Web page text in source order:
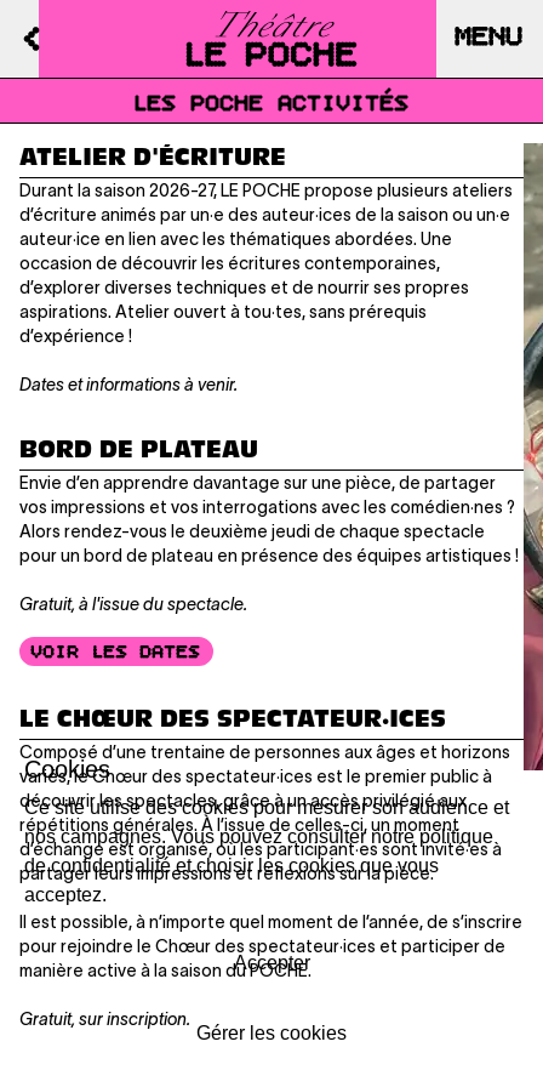
Cookies
Ce site utilise des cookies pour mesurer son audience et
nos campagnes. Vous pouvez consulter notre politique
de confidentialité et choisir les cookies que vous
acceptez.
Accepter
Gérer les cookies
MENU
LES POCHE ACTIVITÉS
ATELIER D'ÉCRITURE
Durant la saison 2026-27, LE POCHE propose plusieurs ateliers
d’écriture animés par un·e des auteur·ices de la saison ou un·e
auteur·ice en lien avec les thématiques abordées. Une
occasion de découvrir les écritures contemporaines,
d’explorer diverses techniques et de nourrir ses propres
aspirations. Atelier ouvert à tou·tes, sans prérequis
d’expérience !
Dates et informations à venir.
BORD DE PLATEAU
Envie d’en apprendre davantage sur une pièce, de partager
vos impressions et vos interrogations avec les comédien·nes ?
Alors rendez-vous le deuxième jeudi de chaque spectacle
pour un bord de plateau en présence des équipes artistiques !
Gratuit, à l'issue du spectacle.
VOIR LES DATES
LE CHŒUR DES SPECTATEUR·ICES
Composé d’une trentaine de personnes aux âges et horizons
variés, le Chœur des spectateur·ices est le premier public à
découvrir les spectacles, grâce à un accès privilégié aux
répétitions générales. À l’issue de celles-ci, un moment
d’échange est organisé, où les participant·es sont invité·es à
partager leurs impressions et réflexions sur la pièce.
Il est possible, à n’importe quel moment de l’année, de s’inscrire
pour rejoindre le Chœur des spectateur·ices et participer de
manière active à la saison du POCHE.
Gratuit, sur inscription.